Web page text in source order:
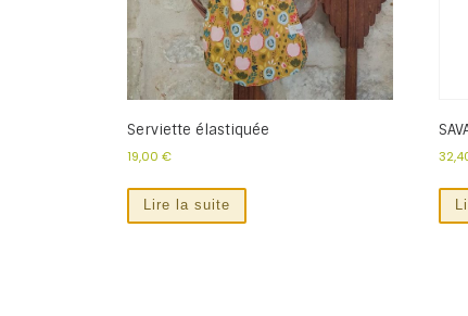
Serviette élastiquée
19,00 €
Lire la suite